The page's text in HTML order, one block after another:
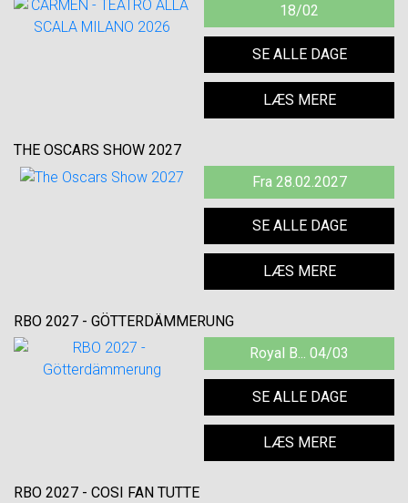
18/02
SE ALLE DAGE
LÆS MERE
THE OSCARS SHOW 2027
Fra 28.02.2027
SE ALLE DAGE
LÆS MERE
RBO 2027 - GÖTTERDÄMMERUNG
Royal B... 04/03
SE ALLE DAGE
LÆS MERE
RBO 2027 - COSI FAN TUTTE